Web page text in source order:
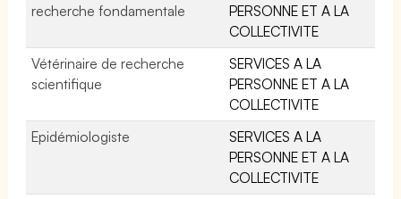
recherche fondamentale
PERSONNE ET A LA
COLLECTIVITE
Vétérinaire de recherche
scientifique
SERVICES A LA
PERSONNE ET A LA
COLLECTIVITE
Epidémiologiste
SERVICES A LA
PERSONNE ET A LA
COLLECTIVITE